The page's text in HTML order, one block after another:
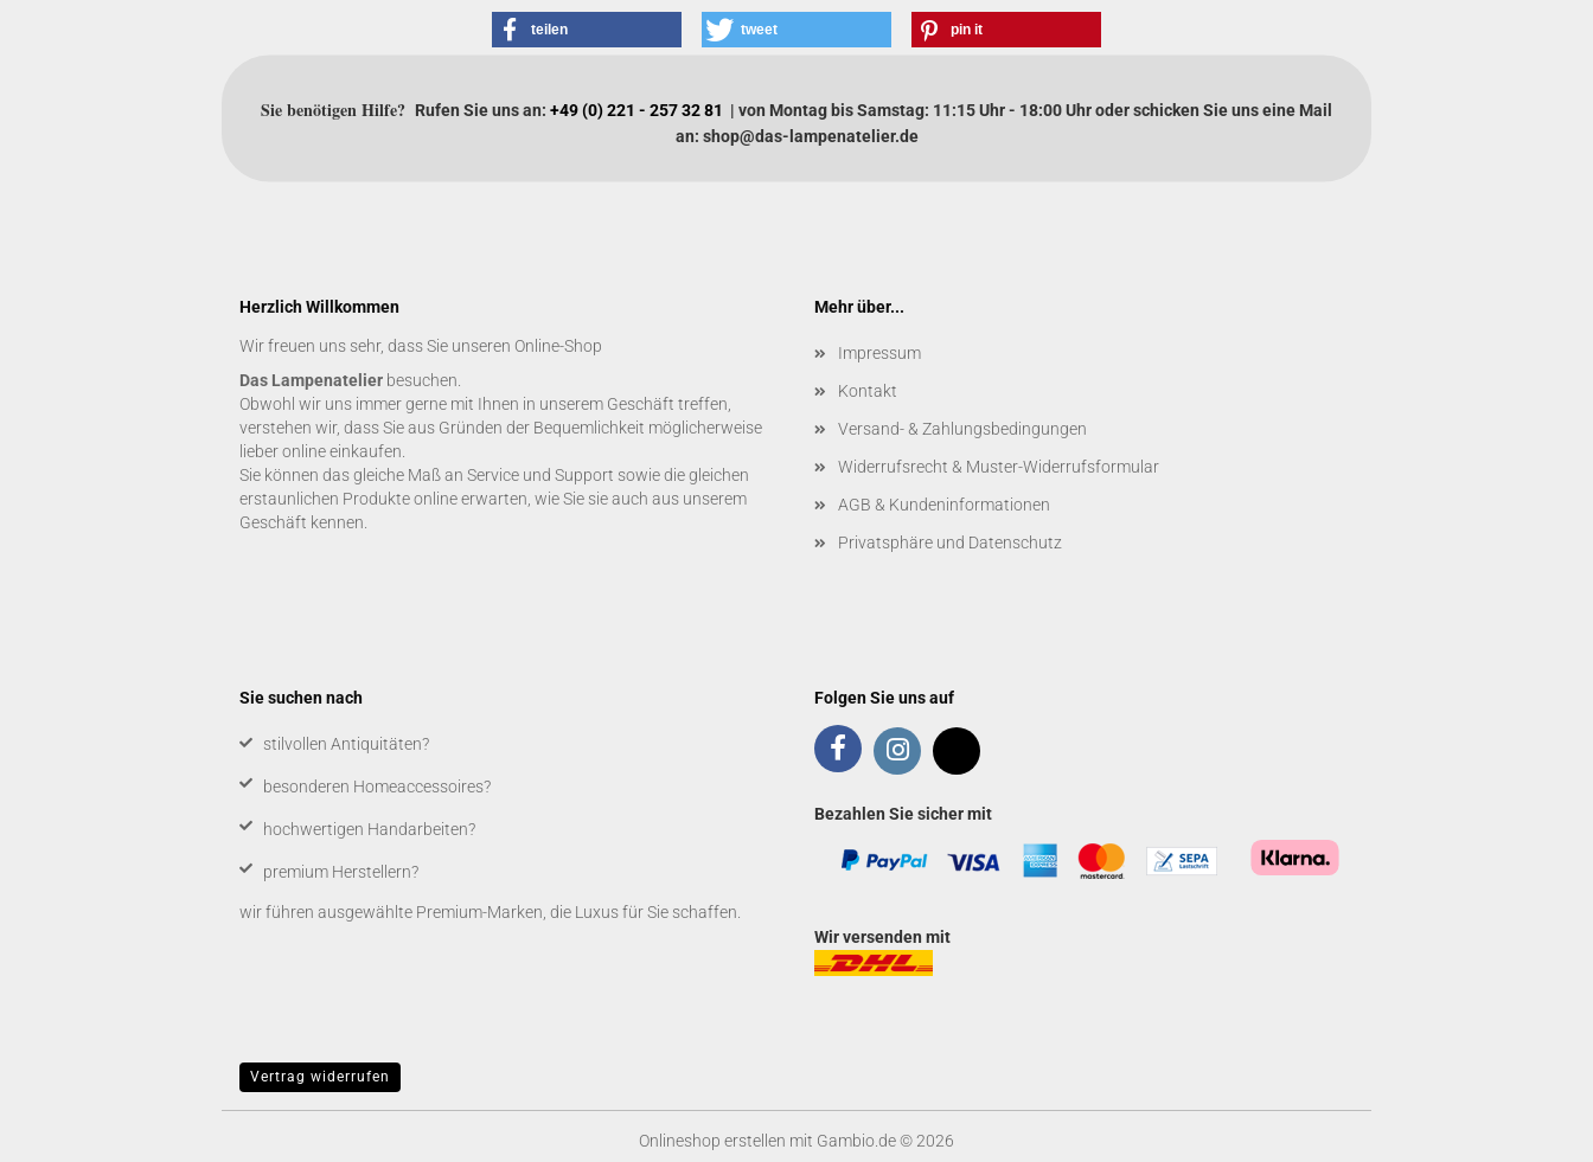
teilen tweet pin it
Sie benötigen Hilfe? Rufen Sie uns an: +49 (0) 221 - 257 32 81 | von Montag bis Samstag: 11:15 Uhr - 18:00 Uhr oder schicken Sie uns eine Mail
an: shop@das-lampenatelier.de
Herzlich Willkommen
Wir freuen uns sehr, dass Sie unseren Online-Shop
Das Lampenatelier besuchen.
Obwohl wir uns immer gerne mit Ihnen in unserem Geschäft treffen,
verstehen wir, dass Sie aus Gründen der Bequemlichkeit möglicherweise
lieber online einkaufen.
Sie können das gleiche Maß an Service und Support sowie die gleichen
erstaunlichen Produkte online erwarten, wie Sie sie auch aus unserem
Geschäft kennen.
Mehr über...
Impressum
Kontakt
Versand- & Zahlungsbedingungen
Widerrufsrecht & Muster-Widerrufsformular
AGB & Kundeninformationen
Privatsphäre und Datenschutz
Sie suchen nach
​stilvollen Antiquitäten?
besonderen Homeaccessoires?
hochwertigen Handarbeiten?
premium Herstellern?
wir führen ausgewählte Premium-Marken, die Luxus für Sie schaffen.
Folgen Sie uns auf
Bezahlen Sie sicher mit
Wir versenden mit
Vertrag widerrufen
Onlineshop erstellen mit Gambio.de © 2026